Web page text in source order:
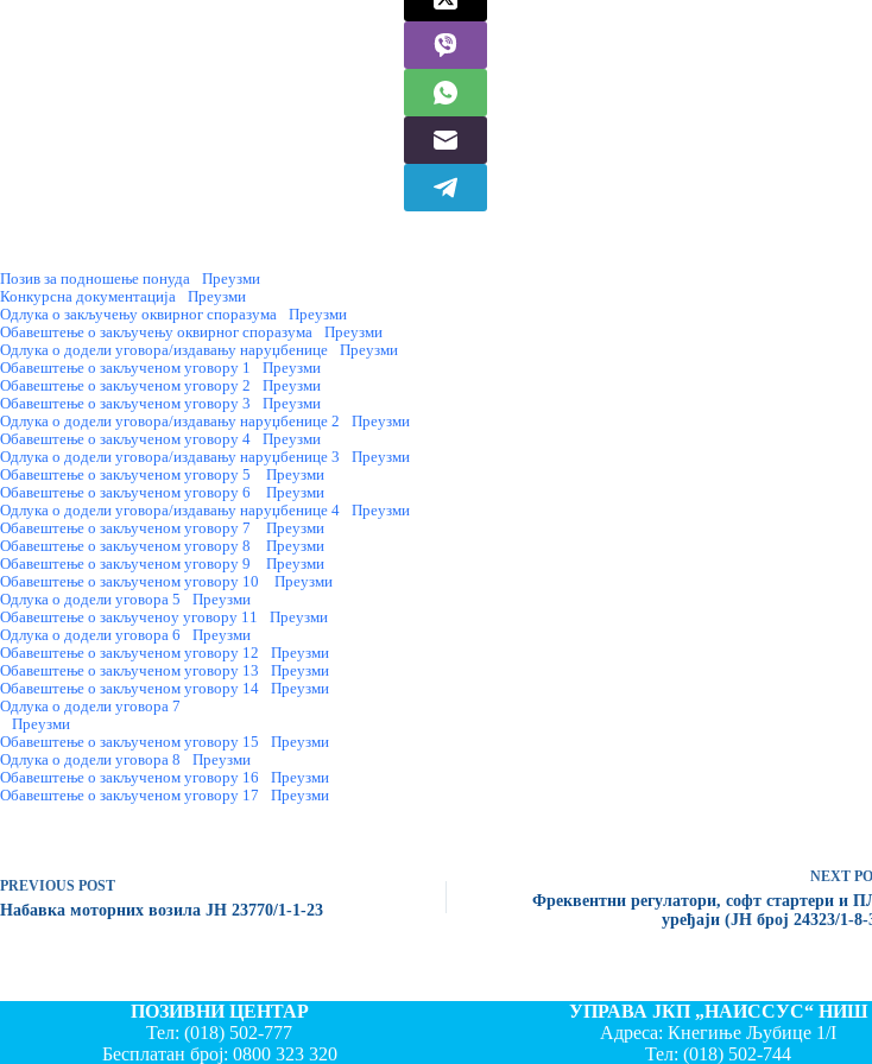
Позив за подношење понуда
Преузми
Конкурсна документација
Преузми
Одлука о закључењу оквирног споразума
Преузми
Обавештење о закључењу оквирног споразума
Преузми
Одлука о додели уговора/издавању наруџбенице
Преузми
Обавештење о закљученом уговору 1
Преузми
Обавештење о закљученом уговору 2
Преузми
Обавештење о закљученом уговору 3
Преузми
Одлука о додели уговора/издавању наруџбенице 2
Преузми
Обавештење о закљученом уговору 4
Преузми
Одлука о додели уговора/издавању наруџбенице 3
Преузми
Обавештење о закљученом уговору 5
Преузми
Обавештење о закљученом уговору 6
Преузми
Одлука о додели уговора/издавању наруџбенице 4
Преузми
Обавештење о закљученом уговору 7
Преузми
Обавештење о закљученом уговору 8
Преузми
Обавештење о закљученом уговору 9
Преузми
Обавештење о закљученом уговору 10
Преузми
Одлука о додели уговора 5
Преузми
Обавештење о закљученоу уговору 11
Преузми
Одлука о додели уговора 6
Преузми
Обавештење о закљученом уговору 12
Преузми
Обавештење о закљученом уговору 13
Преузми
Обавештење о закљученом уговору 14
Преузми
Одлука о додели уговора 7
Преузми
Обавештење о закљученом уговору 15
Преузми
Oдлука о додели уговора 8
Преузми
Oбавештење о закљученом уговору 16
Преузми
Обавештење о закљученом уговору 17
Преузми
PREVIOUS POST
Набавка моторних возила ЈН 23770/1-1-23
NEXT
Фреквентни регулатори, софт стартери и
уређаји (ЈН број 24323/1-8-
ПОЗИВНИ ЦЕНТАР
Тел:(018) 502-777
Бесплатан број: 0800 323 320
УПРАВА ЈКП „НАИССУС“ НИШ
Адреса: Кнегиње Љубице 1/I
Тел:(018) 502-744